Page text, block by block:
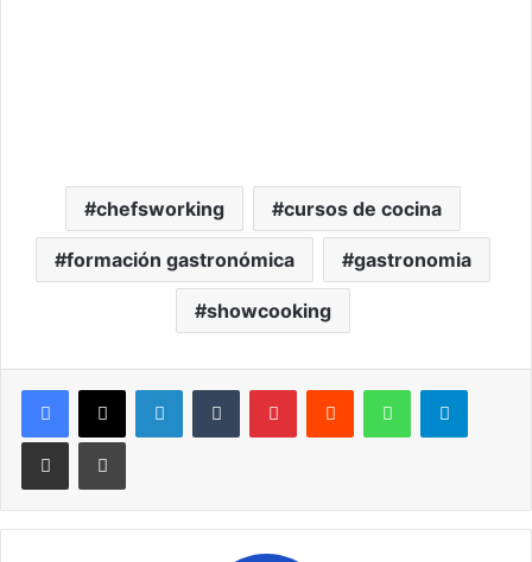
chefsworking cursos de cocina
formación gastronómica gastronomia
showcooking